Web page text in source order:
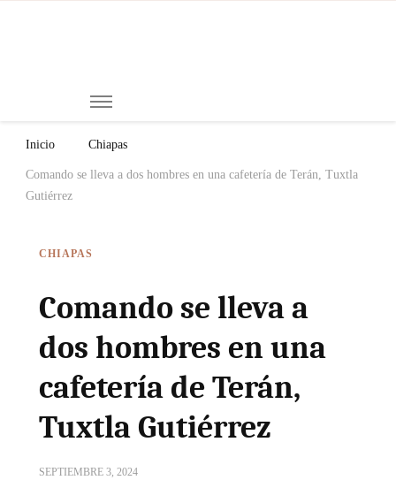
Inicio Chiapas
Comando se lleva a dos hombres en una cafetería de Terán, Tuxtla
Gutiérrez
CHIAPAS
Comando se lleva a
dos hombres en una
cafetería de Terán,
Tuxtla Gutiérrez
SEPTIEMBRE 3, 2024